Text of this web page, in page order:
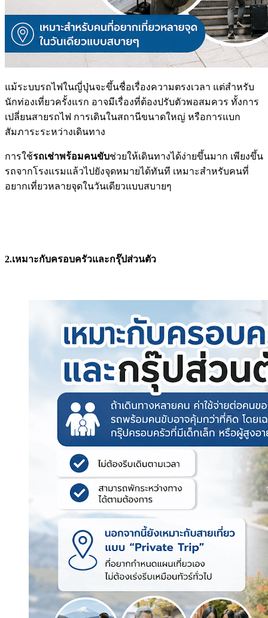
แม้ระบบรถไฟในญี่ปุ่นจะขึ้นชื่อเรื่องความตรงเวลา แต่สำหรับ
นักท่องเที่ยวครั้งแรก อาจมีเรื่องที่ต้องปรับตัวพอสมควร ทั้งการ
เปลี่ยนสายรถไฟ การเดินในสถานีขนาดใหญ่ หรือการแบก
สัมภาระระหว่างเดินทาง
การใช้รถเช่าพร้อมคนขับช่วยให้เดินทางได้ง่ายขึ้นมาก เพียงขึ้น
รถจากโรงแรมแล้วไปยังจุดหมายได้ทันที เหมาะสำหรับคนที่
อยากเที่ยวหลายจุดในวันเดียวแบบสบายๆ
2.เหมาะกับครอบครัวและกรุ๊ปส่วนตัว